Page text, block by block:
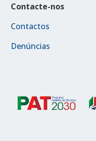
Contacte-nos
Contactos
Denúncias